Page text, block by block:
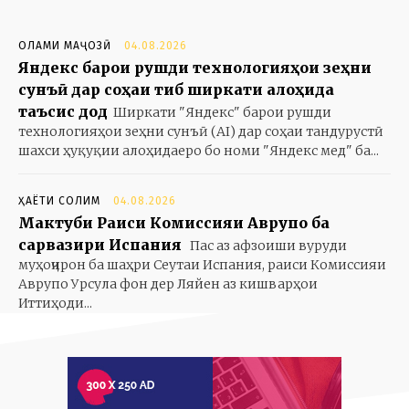
ОЛАМИ МАҶОЗӢ 04.08.2026
Яндекс барои рушди технологияҳои зеҳни
сунъӣ дар соҳаи тиб ширкати алоҳида
таъсис дод Ширкати "Яндекс" барои рушди
технологияҳои зеҳни сунъӣ (AI) дар соҳаи тандурустӣ
шахси ҳуқуқии алоҳидаеро бо номи "Яндекс мед" ба...
ҲАЁТИ СОЛИМ 04.08.2026
Мактуби Раиси Комиссияи Аврупо ба
сарвазири Испания Пас аз афзоиши вуруди
муҳоҷирон ба шаҳри Сеутаи Испания, раиси Комиссияи
Аврупо Урсула фон дер Ляйен аз кишварҳои
Иттиҳоди...